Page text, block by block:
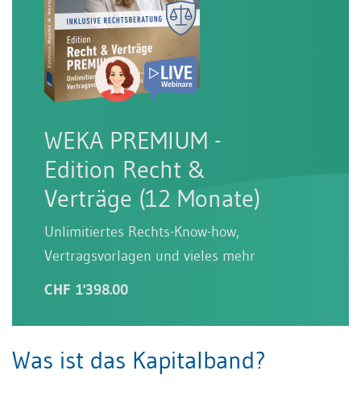
WEKA PREMIUM -
Edition Recht &
Verträge (12 Monate)
Unlimitiertes Rechts-Know-how,
Vertragsvorlagen und vieles mehr
CHF 1'398.00
Was ist das Kapitalband?